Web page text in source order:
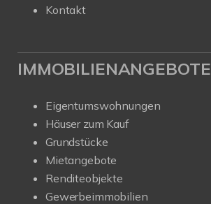
Kontakt
IMMOBILIENANGEBOTE
Eigentumswohnungen
Häuser zum Kauf
Grundstücke
Mietangebote
Renditeobjekte
Gewerbeimmobilien